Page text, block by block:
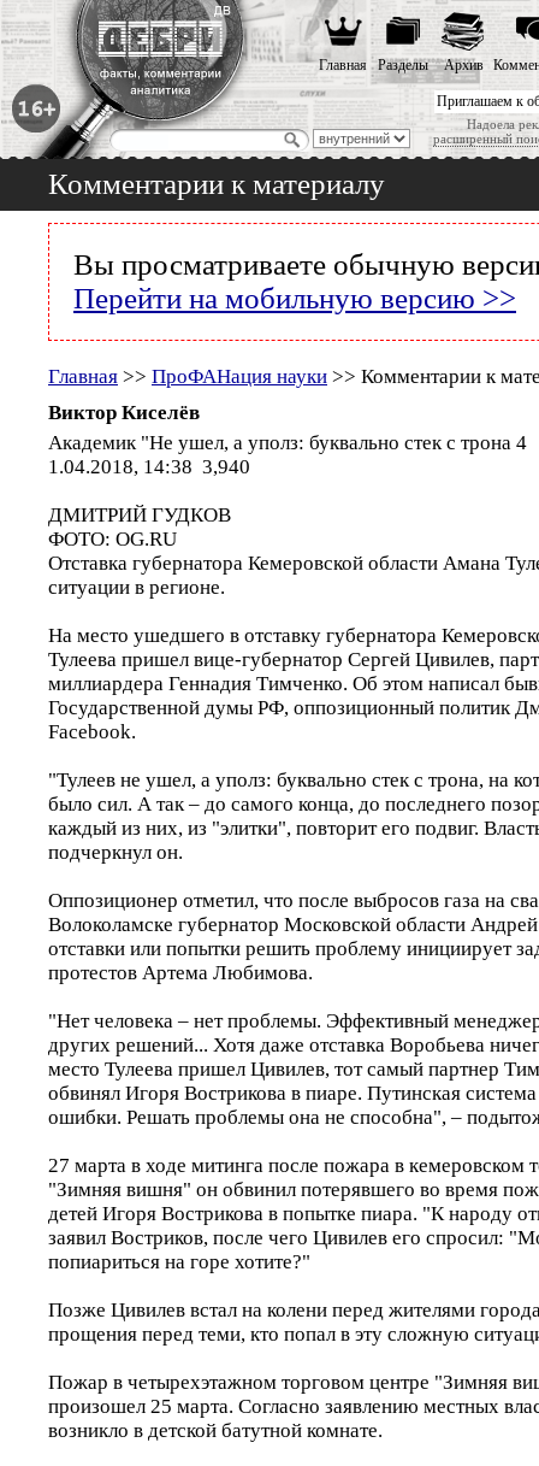
Приглашаем к
Надоела
расширенный
Главная Разделы Архив
Комментарии к материалу
Вы просматриваете обычную
Перейти на мобильную версию >>
Главная >> ПроФАНация науки >> Комментарии к
Виктор Киселёв
Академик "Не ушел, а уполз: буквально стек с трона 4
1.04.2018, 14:38 3,940
ДМИТРИЙ ГУДКОВ
ФОТО: OG.RU
Отставка губернатора Кемеровской области Амана
ситуации в регионе.
На место ушедшего в отставку губернатора
Тулеева пришел вице-губернатор Сергей Цивилев,
миллиардера Геннадия Тимченко. Об этом написал
Государственной думы РФ, оппозиционный политик
Facebook.
"Тулеев не ушел, а уполз: буквально стек с трона, на
было сил. А так – до самого конца, до последнего
каждый из них, из "элитки", повторит его подвиг.
подчеркнул он.
Оппозиционер отметил, что после выбросов газа на
Волоколамске губернатор Московской области
отставки или попытки решить проблему инициирует
протестов Артема Любимова.
"Нет человека – нет проблемы. Эффективный
других решений... Хотя даже отставка Воробьева
место Тулеева пришел Цивилев, тот самый партнер
обвинял Игоря Вострикова в пиаре. Путинская
ошибки. Решать проблемы она не способна", –
27 марта в ходе митинга после пожара в кемеровском
"Зимняя вишня" он обвинил потерявшего во время
детей Игоря Вострикова в попытке пиара. "К народу
заявил Востриков, после чего Цивилев его спросил:
попиариться на горе хотите?"
Позже Цивилев встал на колени перед жителями
прощения перед теми, кто попал в эту сложную
Пожар в четырехэтажном торговом центре "Зимняя
произошел 25 марта. Согласно заявлению местных
возникло в детской батутной комнате.